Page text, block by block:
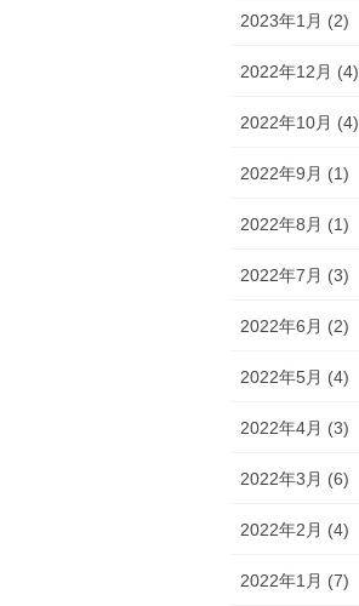
2023年1月 (2)
2022年12月 (4)
2022年10月 (4)
2022年9月 (1)
2022年8月 (1)
2022年7月 (3)
2022年6月 (2)
2022年5月 (4)
2022年4月 (3)
2022年3月 (6)
2022年2月 (4)
2022年1月 (7)